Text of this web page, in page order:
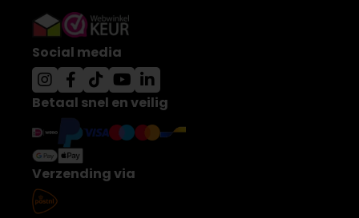
Social media
Betaal snel en veilig
Verzending via